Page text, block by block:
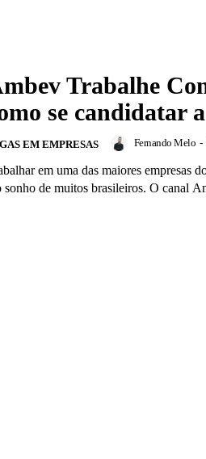
Trabalhe
se candidatar
EM EMPRESAS Fernando Melo -
em uma das maiores empresas
sonho de muitos brasileiros. O canal